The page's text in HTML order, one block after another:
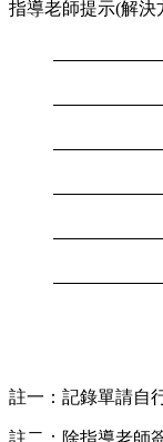
指導老師提示(解決
註一：記錄單請自
註二：除指導老師